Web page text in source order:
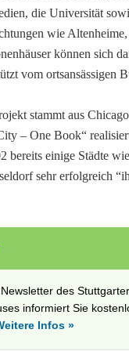
die Universität
wie
können sich
vom ortsansässigen
stammt aus
– One Book“
bereits einige Städte
sehr erfolgreich
des Stuttgarter
informiert Sie
Infos »